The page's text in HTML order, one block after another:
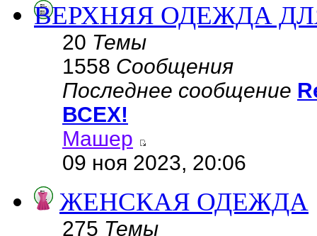
ВЕРХНЯЯ ОДЕЖДА
20 Темы
1558 Сообщения
Последнее сообщение
ВСЕХ!
Машер
09 ноя 2023, 20:06
ЖЕНСКАЯ ОДЕЖДА
275 Темы